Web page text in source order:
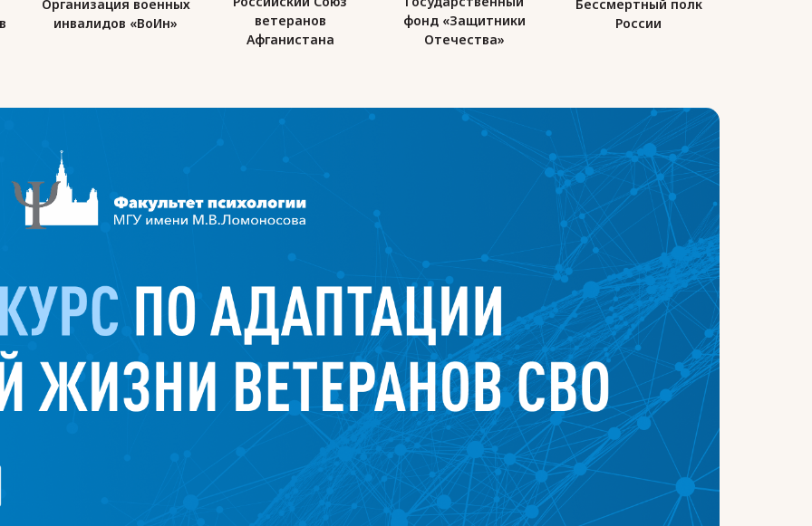
Организация военных
инвалидов «ВоИн»
ветеранов
Афганистана
фонд «Защитники
Отечества»
Бессмертный полк
России